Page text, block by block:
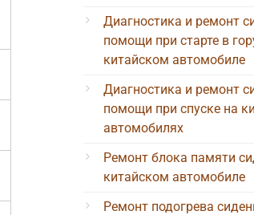
Диагностика и ремонт
помощи при старте в
китайском автомобиле
Диагностика и ремонт
помощи при спуске на
автомобилях
Ремонт блока памяти
китайском автомобиле
Ремонт подогрева